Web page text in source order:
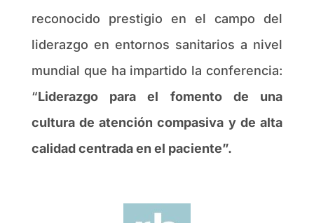
reconocido prestigio en el campo del
liderazgo en entornos sanitarios a nivel
mundial que ha impartido la conferencia:
“Liderazgo para el fomento de una
cultura de atención compasiva y de alta
calidad centrada en el paciente”.